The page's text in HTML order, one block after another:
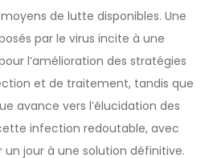
de lutte disponibles. Une
par le virus incite à une
l’amélioration des stratégies
et de traitement, tandis que
avance vers l’élucidation des
infection redoutable, avec
un jour à une solution définitive.